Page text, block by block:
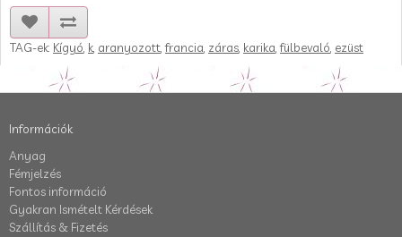
TAG-ek: Kígyó k aranyozott ,francia záras karika ,fülbevaló ezüst
Információk
Anyag
Fémjelzés
Fontos információ
Gyakran Ismételt Kérdések
Szállítás & Fizetés